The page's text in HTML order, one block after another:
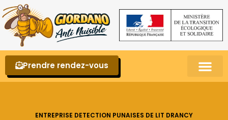
Prendre rendez-vous
ENTREPRISE DETECTION PUNAISES DE LIT DRANCY